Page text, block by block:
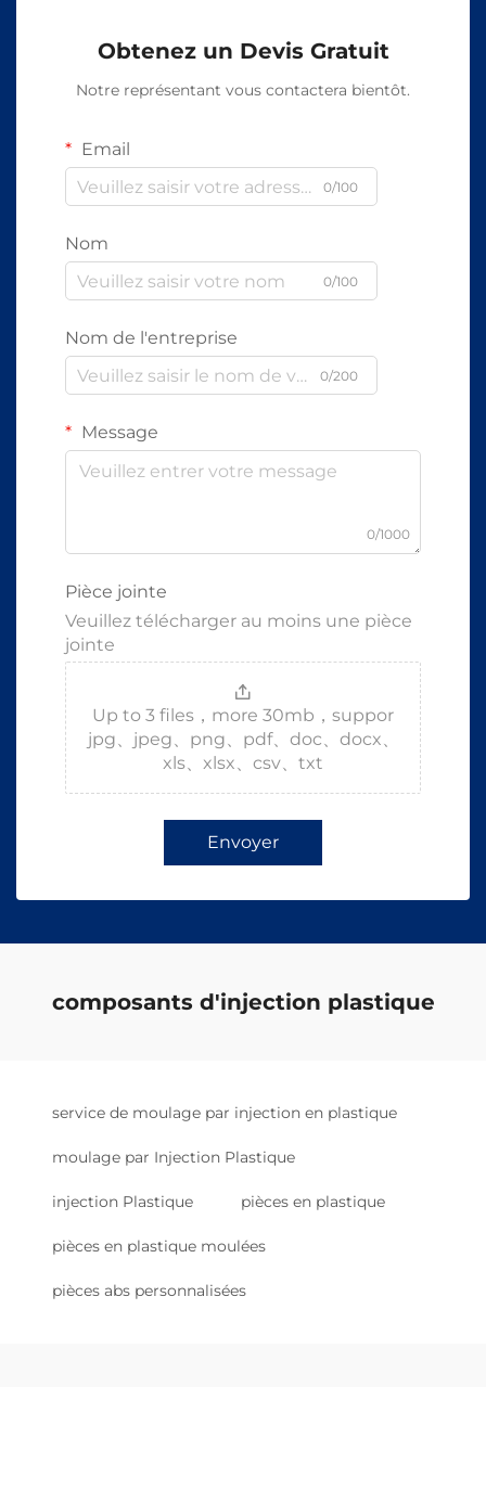
Obtenez un Devis Gratuit
Notre représentant vous contactera bientôt.
Email
0/100
Nom
0/100
Nom de l'entreprise
0/200
Message
0/1000
Pièce jointe
Veuillez télécharger au moins une pièce
jointe
Up to 3 files，more 30mb，suppor
jpg、jpeg、png、pdf、doc、docx、
xls、xlsx、csv、txt
Envoyer
composants d'injection plastique
service de moulage par injection en plastique
moulage par Injection Plastique
injection Plastique pièces en plastique
pièces en plastique moulées
pièces abs personnalisées